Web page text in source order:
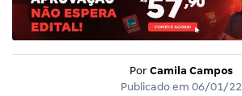
Por Camila Campos
Publicado em 06/01/22